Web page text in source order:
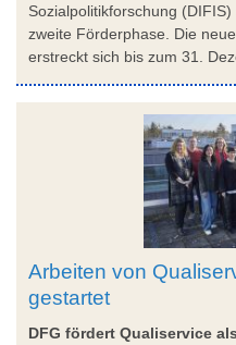
Sozialpolitikforschung
zweite Förderphase. Die
erstreckt sich bis zum 31.
Arbeiten von
gestartet
DFG fördert Qualiservice